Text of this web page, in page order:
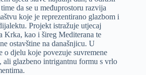
da se u međuprostoru razvija
koje je reprezentirano glazbom i
Projekt istražuje utjecaj
Krka, kao i šireg Mediterana te
ostavštine na današnjicu. U
o djelu koje povezuje suvremene
ali glazbeno intrigantnu formu s vrlo